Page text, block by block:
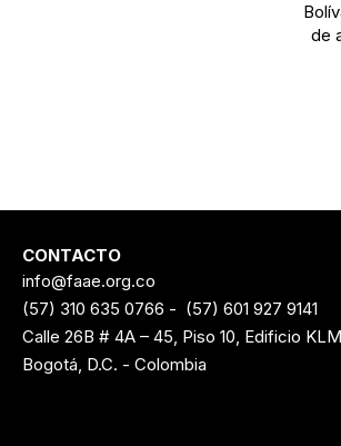
de
CONTACTO
info@faae.org.co
(57) 310 635 0766 - (57) 601 927 9141
Calle 26B # 4A – 45, Piso 10, Edificio KLM
Bogotá, D.C. - Colombia